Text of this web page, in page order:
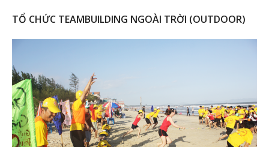
TỔ CHỨC TEAMBUILDING NGOÀI TRỜI (OUTDOOR)